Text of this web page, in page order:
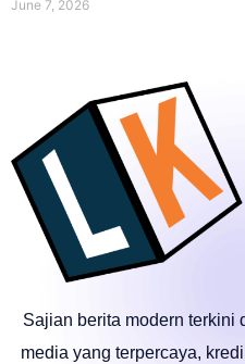
June 7, 2026
Sajian berita modern terkini
media yang terpercaya,